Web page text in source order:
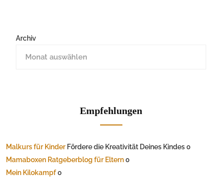
Archiv
Empfehlungen
Malkurs für Kinder Fördere die Kreativität Deines Kindes 0
Mamaboxen Ratgeberblog für Eltern0
Mein Kilokampf0